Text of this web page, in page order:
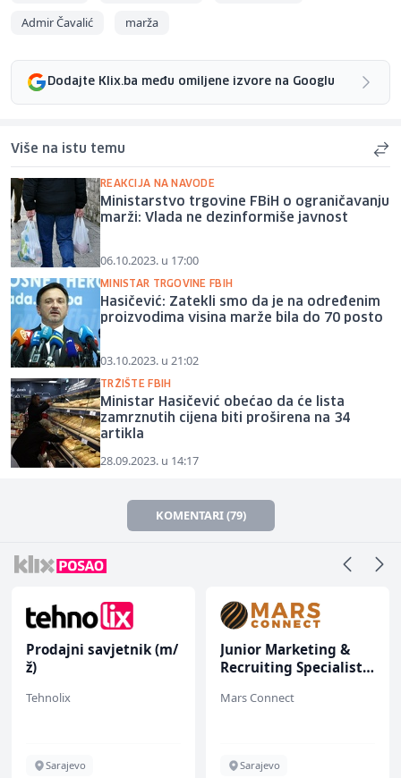
Admir Čavalić
marža
Dodajte Klix.ba među omiljene izvore na Googlu
Više na istu temu
REAKCIJA NA NAVODE
Ministarstvo trgovine FBiH o ograničavanju
marži: Vlada ne dezinformiše javnost
06.10.2023. u 17:00
MINISTAR TRGOVINE FBIH
Hasičević: Zatekli smo da je na određenim
proizvodima visina marže bila do 70 posto
03.10.2023. u 21:02
TRŽIŠTE FBIH
Ministar Hasičević obećao da će lista
zamrznutih cijena biti proširena na 34
artikla
28.09.2023. u 14:17
KOMENTARI (79)
Prodajni savjetnik (m/
ž)
Tehnolix
Sarajevo
Junior Marketing &
Recruiting Specialist
Mars Connect
Sarajevo